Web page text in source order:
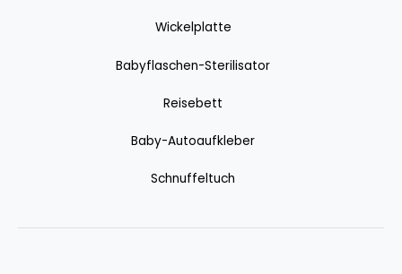
Wickelplatte
Babyflaschen-Sterilisator
Reisebett
Baby-Autoaufkleber
Schnuffeltuch